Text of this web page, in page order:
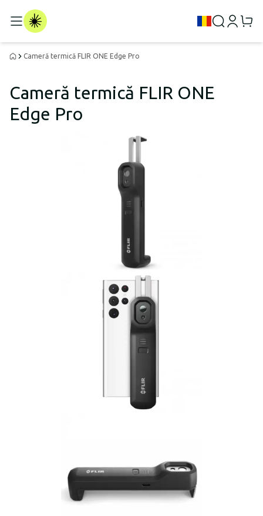
Cameră termică FLIR ONE Edge Pro
Cameră termică FLIR ONE
Edge Pro